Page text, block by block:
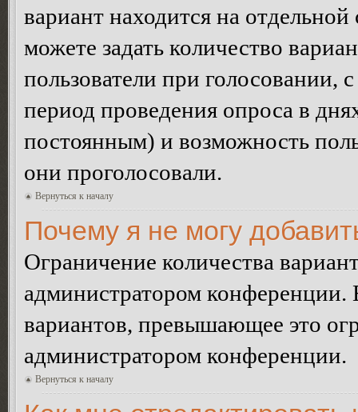
вариант находится на
можете задать количество
пользователи при
период проведения опроса в
постоянным) и возможность
они проголосовали.
Вернуться к началу
Почему я не могу
Ограничение количества
администратором конференции.
вариантов, превышающее это
администратором конференции.
Вернуться к началу